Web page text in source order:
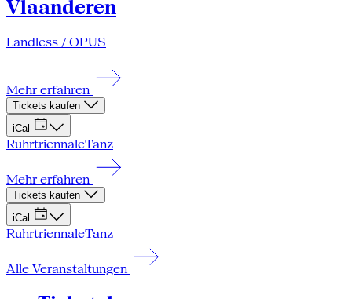
Vlaanderen
Landless / OPUS
Mehr erfahren
Tickets kaufen
iCal
RuhrtriennaleTanz
Mehr erfahren
Tickets kaufen
iCal
RuhrtriennaleTanz
Alle Veranstaltungen